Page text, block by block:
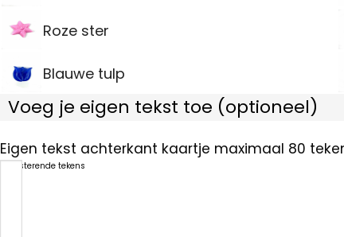
Roze ster
Blauwe tulp
Voeg je eigen tekst toe (optioneel)
Eigen tekst achterkant kaartje maximaal 80
resterende tekens